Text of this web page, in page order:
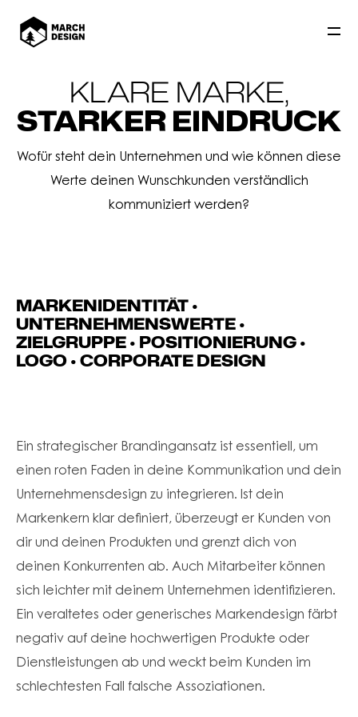
KLARE MARKE,
STARKER EINDRUCK
Wofür steht dein Unternehmen und wie können diese
Werte deinen Wunschkunden verständlich
kommuniziert werden?
MARKENIDENTITÄT •
UNTERNEHMENSWERTE •
ZIELGRUPPE • POSITIONIERUNG •
LOGO • CORPORATE DESIGN
Ein strategischer Brandingansatz ist essentiell, um
einen roten Faden in deine Kommunikation und dein
Unternehmensdesign zu integrieren. Ist dein
Markenkern klar definiert, überzeugt er Kunden von
dir und deinen Produkten und grenzt dich von
deinen Konkurrenten ab. Auch Mitarbeiter können
sich leichter mit deinem Unternehmen identifizieren.
Ein veraltetes oder generisches Markendesign färbt
negativ auf deine hochwertigen Produkte oder
Dienstleistungen ab und weckt beim Kunden im
schlechtesten Fall falsche Assoziationen.